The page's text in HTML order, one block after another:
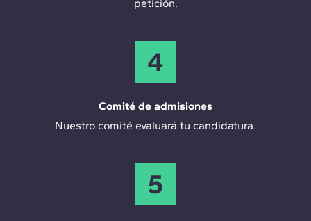
petición.
4
Comité de admisiones
Nuestro comité evaluará tu candidatura.
5